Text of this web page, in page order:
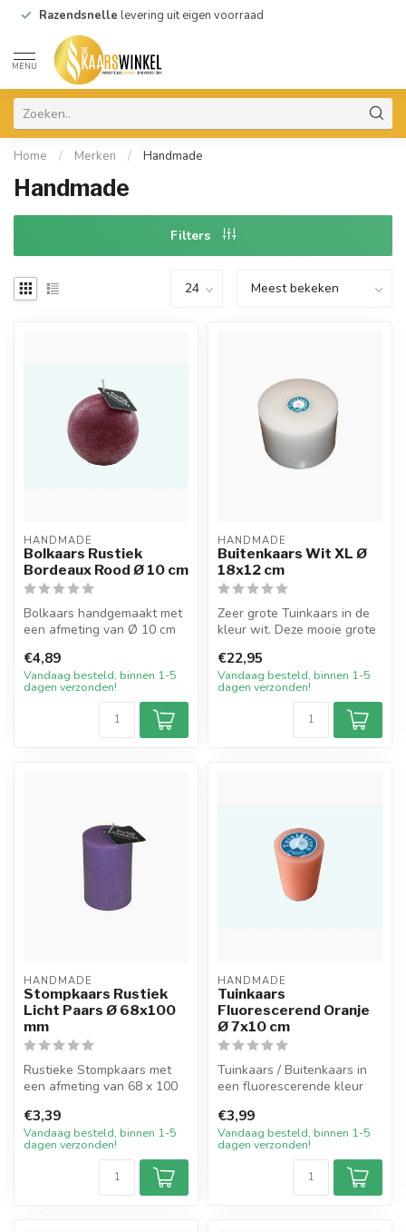
Razendsnelle levering uit eigen voorraad
MENU
Home / Merken / Handmade
Handmade
Filters
HANDMADE
Bolkaars Rustiek
Bordeaux Rood Ø 10 cm
Bolkaars handgemaakt met
een afmeting van Ø 10 cm
De ...
€4,89
Vandaag besteld, binnen 1-5
dagen verzonden!
HANDMADE
Buitenkaars Wit XL Ø
18x12 cm
Zeer grote Tuinkaars in de
kleur wit. Deze mooie grote
€22,95
Vandaag besteld, binnen 1-5
dagen verzonden!
HANDMADE
Stompkaars Rustiek
Licht Paars Ø 68x100
mm
Rustieke Stompkaars met
een afmeting van 68 x 100
De...
€3,39
Vandaag besteld, binnen 1-5
dagen verzonden!
HANDMADE
Tuinkaars
Fluorescerend Oranje
Ø 7x10 cm
Tuinkaars / Buitenkaars in
een fluorescerende kleur
gekle...
€3,99
Vandaag besteld, binnen 1-5
dagen verzonden!